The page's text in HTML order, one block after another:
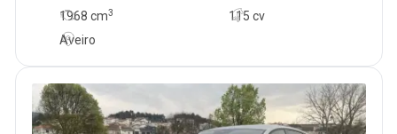
115 cv
1968 cm3
Aveiro